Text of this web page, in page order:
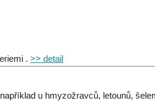
. >> detail
u hmyzožravců, letounů,